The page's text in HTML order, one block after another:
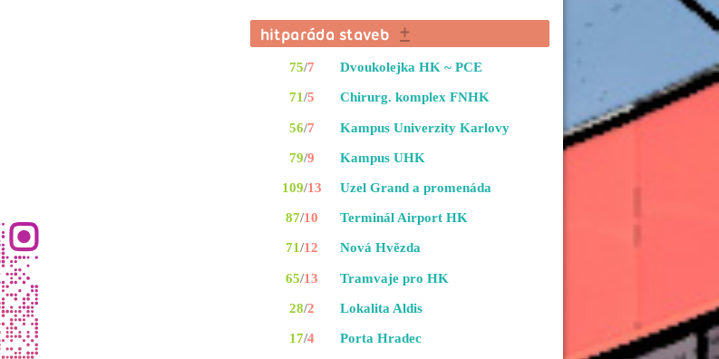
75/7
71/5
56/7
79/9
109/13
87/10
71/12
65/13
28/2
17/4
Dvoukolejka HK ~ PCE
Chirurg. komplex FNHK
Kampus Univerzity Karlovy
Kampus UHK
Uzel Grand a promenáda
Terminál Airport HK
Nová Hvězda
Tramvaje pro HK
Lokalita Aldis
Porta Hradec